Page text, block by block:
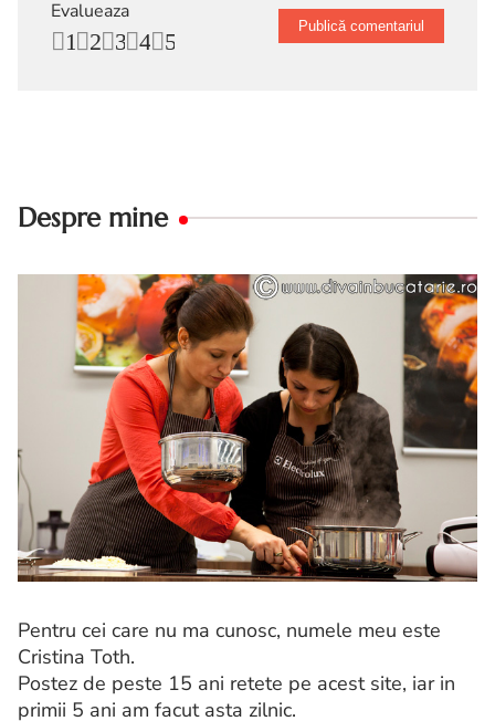
Evalueaza
5
4
3
2
1
Despre mine
Pentru cei care nu ma cunosc, numele meu este
Cristina Toth.
Postez de peste 15 ani retete pe acest site, iar in
primii 5 ani am facut asta zilnic.